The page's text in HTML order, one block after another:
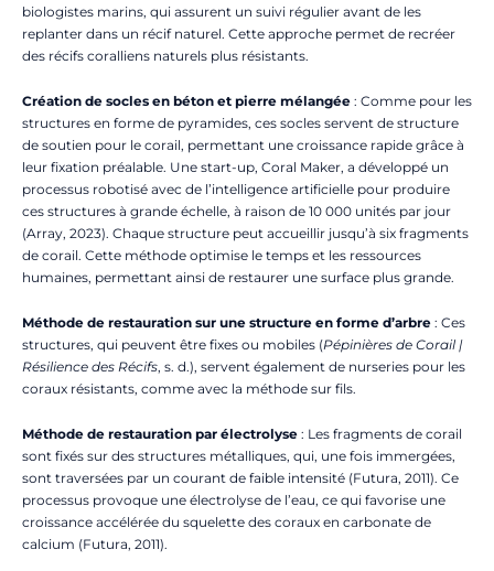
biologistes marins, qui assurent un suivi régulier avant de les
replanter dans un récif naturel. Cette approche permet de recréer
des récifs coralliens naturels plus résistants.
Création de socles en béton et pierre mélangée : Comme pour les
structures en forme de pyramides, ces socles servent de structure
de soutien pour le corail, permettant une croissance rapide grâce à
leur fixation préalable. Une start-up, Coral Maker, a développé un
processus robotisé avec de l’intelligence artificielle pour produire
ces structures à grande échelle, à raison de 10 000 unités par jour
(Array, 2023). Chaque structure peut accueillir jusqu’à six fragments
de corail. Cette méthode optimise le temps et les ressources
humaines, permettant ainsi de restaurer une surface plus grande.
Méthode de restauration sur une structure en forme d’arbre : Ces
structures, qui peuvent être fixes ou mobiles (Pépinières de Corail |
Résilience des Récifs, s. d.), servent également de nurseries pour les
coraux résistants, comme avec la méthode sur fils.
Méthode de restauration par électrolyse : Les fragments de corail
sont fixés sur des structures métalliques, qui, une fois immergées,
sont traversées par un courant de faible intensité (Futura, 2011). Ce
processus provoque une électrolyse de l’eau, ce qui favorise une
croissance accélérée du squelette des coraux en carbonate de
calcium (Futura, 2011).